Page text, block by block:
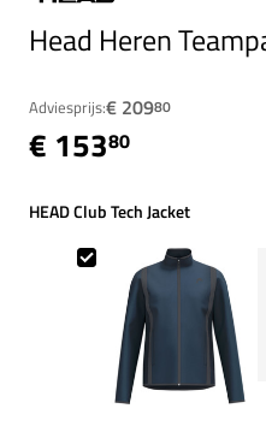
Head Heren
Adviesprijs:€ 20980
€ 15380
HEAD Club Tech Jacket
HEAD Club Tech Jacket